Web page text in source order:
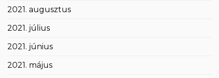
2021. augusztus
2021. július
2021. június
2021. május